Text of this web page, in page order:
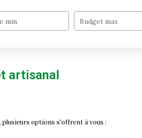
min Budget max
artisanal
options s'offrent à vous :